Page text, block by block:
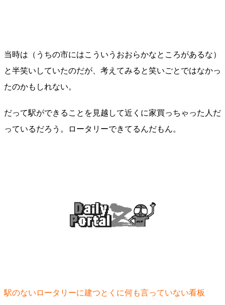
当時は（うちの市にはこういうおおらかなところがあるな）
と半笑いしていたのだが、考えてみると笑いごとではなかっ
たのかもしれない。
だって駅ができることを見越して近くに家買っちゃった人だ
っているだろう。ロータリーできてるんだもん。
駅のないロータリーに建つとくに何も言っていない看板